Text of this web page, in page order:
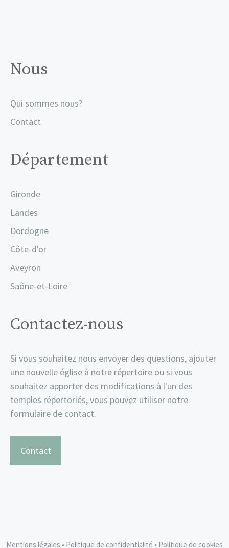
Nous
Qui sommes nous?
Contact
Département
Gironde
Landes
Dordogne
Côte-d'or
Aveyron
Saône-et-Loire
Contactez-nous
Si vous souhaitez nous envoyer des questions, ajouter
une nouvelle église à notre répertoire ou si vous
souhaitez apporter des modifications à l'un des
temples répertoriés, vous pouvez utiliser notre
formulaire de contact.
Contact
Mentions légales • Politique de confidentialité • Politique de cookies